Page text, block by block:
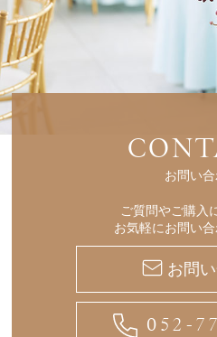
お問い
ご質問やご購入
お気軽にお問い
お問
052-